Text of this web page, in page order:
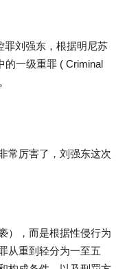
罪刘强东，根据明尼苏
的一级重罪 ( Criminal
常厉害了，刘强东这次
），而是根据性侵行为
从重到轻分为一至五